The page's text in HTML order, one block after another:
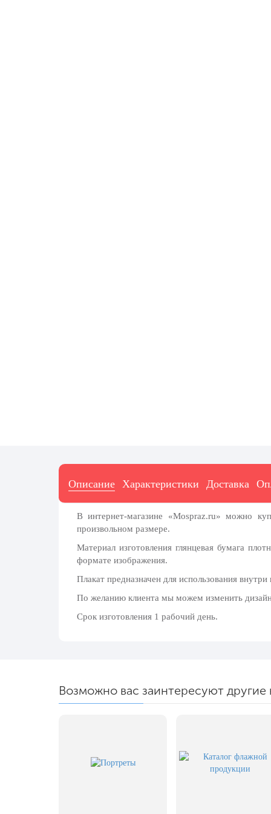
борьбы с коррупцией
12 декабря, День конституции РФ
20 декабря, День работника органов
безопасности
Новогоднее оформление
Рождество Христово
19 января, Крещение Господне
15 февраля, День памяти о
23 февраля, День защитника
Отечества
Описание Характеристики Доставка
В интернет-магазине «Mospraz.ru» можно
произвольном размере.
Материал изготовления глянцевая бумага
формате изображения.
Плакат предназначен для использования
По желанию клиента мы можем изменить
Срок изготовления 1 рабочий день.
Возможно вас заинтересуют другие